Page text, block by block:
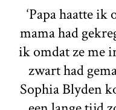
‘Papa haatte
mama had
ik omdat ze me
zwart had
Sophia Blyden